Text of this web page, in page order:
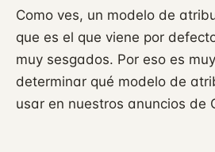
Como ves, un modelo de
que es el que viene por
muy sesgados. Por eso es
determinar qué modelo de
usar en nuestros anuncios de